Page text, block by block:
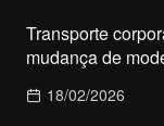
Transporte
mudança de
18/02/2026